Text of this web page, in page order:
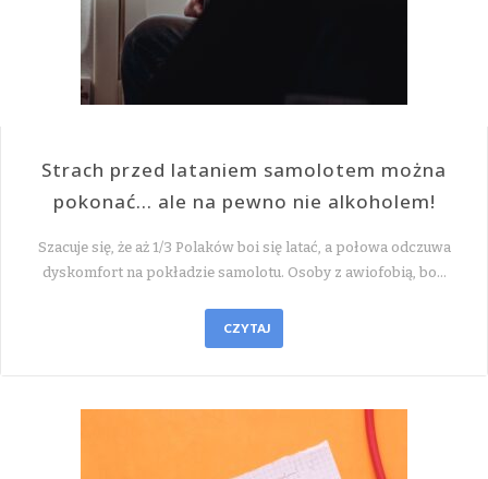
Strach przed lataniem samolotem można
pokonać… ale na pewno nie alkoholem!
Szacuje się, że aż 1/3 Polaków boi się latać, a połowa odczuwa
dyskomfort na pokładzie samolotu. Osoby z awiofobią, bo…
CZYTAJ